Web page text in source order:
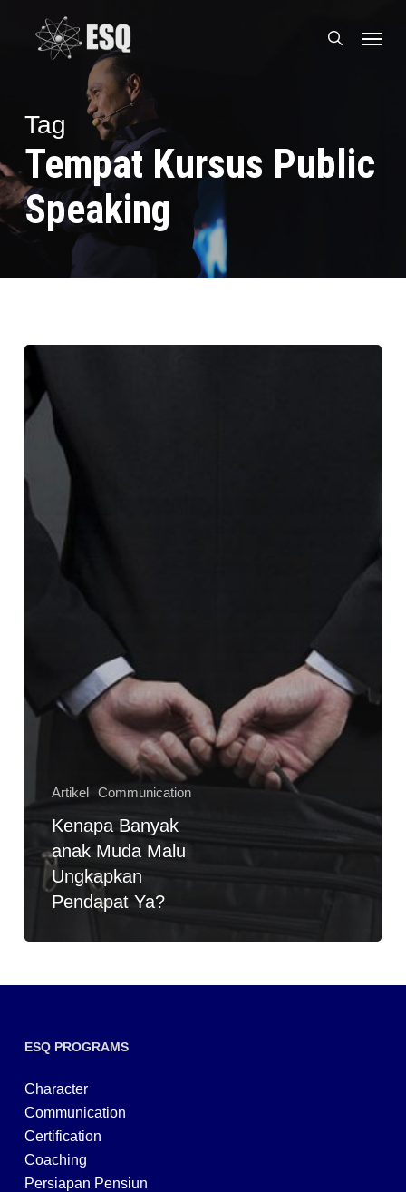
search
Menu
Tag
Tempat Kursus Public
Speaking
anak
Muda
Ungkapkan
Ya?
Artikel Communication
Kenapa Banyak
anak Muda Malu
Ungkapkan
Pendapat Ya?
ESQ PROGRAMS
Character
Communication
Certification
Coaching
Persiapan Pensiun